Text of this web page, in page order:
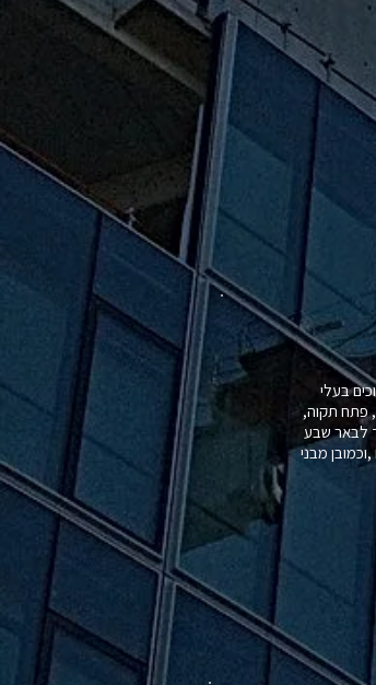
בעלי
פתח תקוה,
לבאר שבע
מבני